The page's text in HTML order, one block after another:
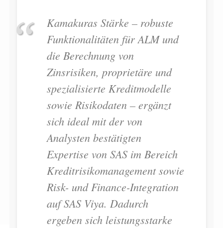
Kamakuras Stärke – robuste
Funktionalitäten für ALM und
die Berechnung von
Zinsrisiken, proprietäre und
spezialisierte Kreditmodelle
sowie Risikodaten – ergänzt
sich ideal mit der von
Analysten bestätigten
Expertise von SAS im Bereich
Kreditrisikomanagement sowie
Risk- und Finance-Integration
auf SAS Viya. Dadurch
ergeben sich leistungsstarke